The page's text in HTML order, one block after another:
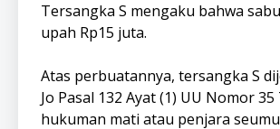
Tersangka S mengaku bahwa
upah Rp15 juta.
Atas perbuatannya, tersangka S
Jo Pasal 132 Ayat (1) UU Nomor
hukuman mati atau penjara